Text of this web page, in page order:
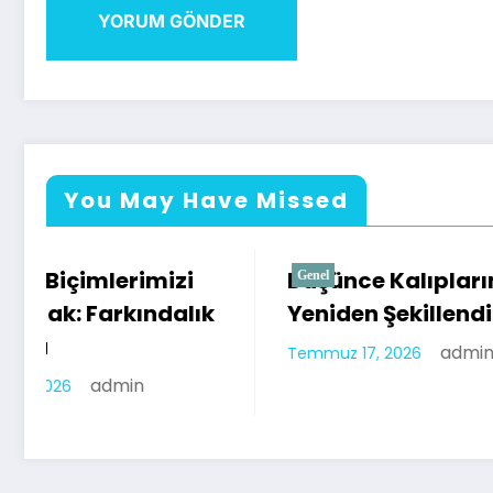
You May Have Missed
Genel
Düşünce Kalıplarını
Yeniden Şekillendirmek
Genel
İlk